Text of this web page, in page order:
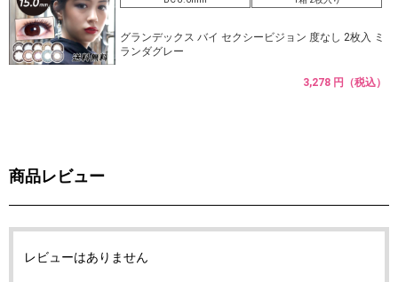
グランデックス バイ セクシービジョン 度なし 2枚入 ミ
ランダグレー
3,278 円（税込）
商品レビュー
レビューはありません